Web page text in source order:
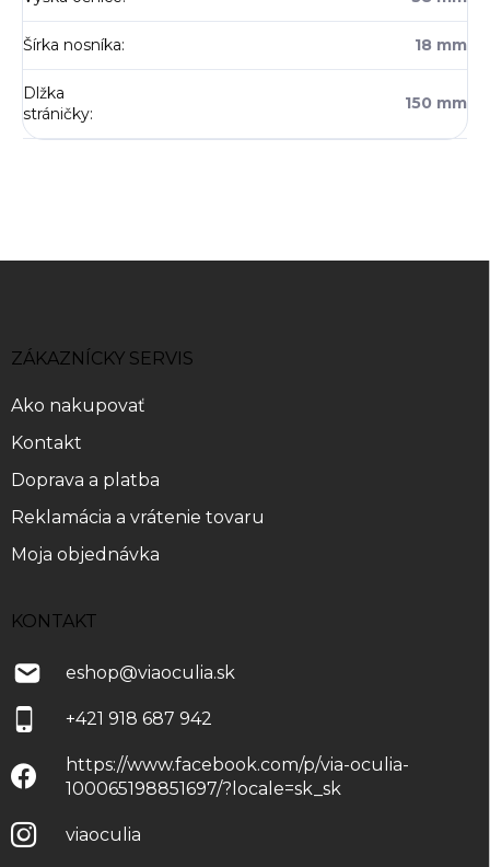
Šírka nosníka: 18 mm
Dlžka
stráničky:
150 mm
e
ZÁKAZNÍCKY SERVIS
Ako nakupovať
Kontakt
Doprava a platba
Reklamácia a vrátenie tovaru
Moja objednávka
KONTAKT
eshop@viaoculia.sk
+421 918 687 942
https://www.facebook.com/p/via-oculia-
100065198851697/?locale=sk_sk
viaoculia